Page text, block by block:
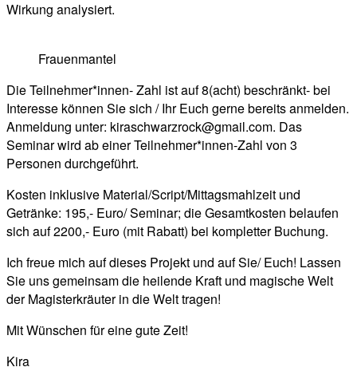
Wirkung analysiert.
Frauenmantel
Die Teilnehmer*innen- Zahl ist auf 8(acht) beschränkt- bei
Interesse können Sie sich / Ihr Euch gerne bereits anmelden.
Anmeldung unter: kiraschwarzrock@gmail.com. Das
Seminar wird ab einer Teilnehmer*innen-Zahl von 3
Personen durchgeführt.
Kosten inklusive Material/Script/Mittagsmahlzeit und
Getränke: 195,- Euro/ Seminar; die Gesamtkosten belaufen
sich auf 2200,- Euro (mit Rabatt) bei kompletter Buchung.
Ich freue mich auf dieses Projekt und auf Sie/ Euch! Lassen
Sie uns gemeinsam die heilende Kraft und magische Welt
der Magisterkräuter in die Welt tragen!
Mit Wünschen für eine gute Zeit!
Kira